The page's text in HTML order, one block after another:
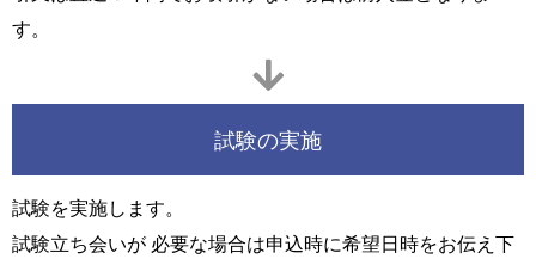
す。
試験の実施
試験を実施します。
試験立ち会いが 必要な場合は申込時に希望日時をお伝え下